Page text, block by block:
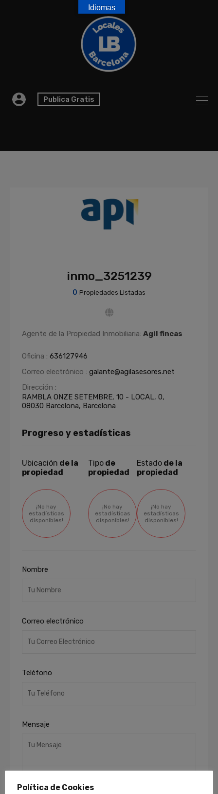
Publica Gratis
inmo_3251239
0 Propiedades Listadas
Agente de la Propiedad Inmobiliaria: Agil fincas
Oficina : 636127946
Correo electrónico : galante@agilasesores.net
Dirección :
RAMBLA ONZE SETEMBRE, 10 - LOCAL, 0,
08030 Barcelona, Barcelona
Progreso y estadísticas
Ubicación de la
propiedad
¡No hay
estadísticas
disponibles!
Tipo de
propiedad
¡No hay
estadísticas
disponibles!
Estado de la
propiedad
¡No hay
estadísticas
disponibles!
Nombre
Correo electrónico
Teléfono
Mensaje
Política de Cookies
Idiomas